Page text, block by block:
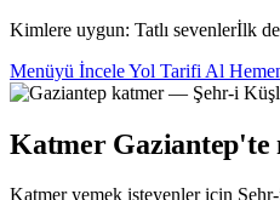
Kimlere uygun: Tatlı sevenlerİlk
Menüyü İnceleYol Tarifi Al
Katmer Gaziantep'te
Katmer yemek isteyenler için